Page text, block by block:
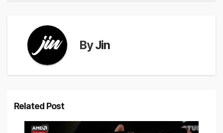
ByJin
Related Post